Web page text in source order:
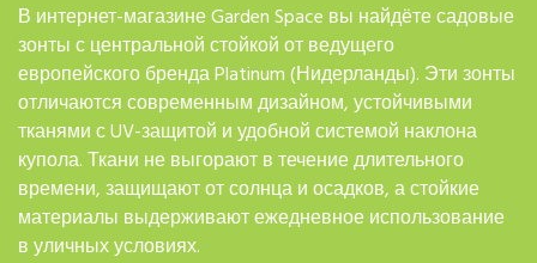
В интернет-магазине Garden Space вы найдёте садовые
зонты с центральной стойкой от ведущего
европейского бренда Platinum (Нидерланды). Эти зонты
отличаются современным дизайном, устойчивыми
тканями с UV-защитой и удобной системой наклона
купола. Ткани не выгорают в течение длительного
времени, защищают от солнца и осадков, а стойкие
материалы выдерживают ежедневное использование
в уличных условиях.